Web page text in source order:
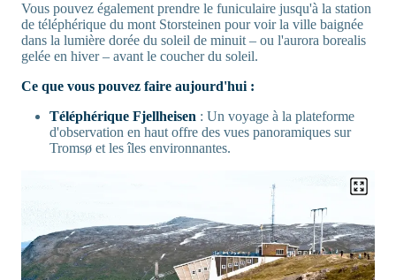
Vous pouvez également prendre le funiculaire jusqu'à la station
de téléphérique du mont Storsteinen pour voir la ville baignée
dans la lumière dorée du soleil de minuit – ou l'aurora borealis
gelée en hiver – avant le coucher du soleil.
Ce que vous pouvez faire aujourd'hui :
Téléphérique Fjellheisen : Un voyage à la plateforme
d'observation en haut offre des vues panoramiques sur
Tromsø et les îles environnantes.